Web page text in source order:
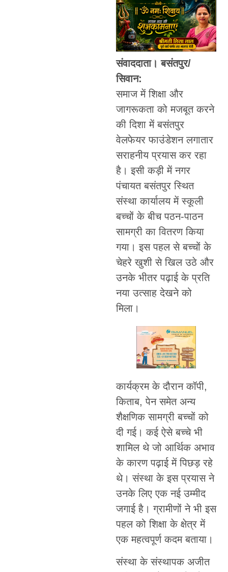
संवाददाता। बसंतपुर/
सिवान:
समाज में शिक्षा और
जागरूकता को मजबूत करने
की दिशा में बसंतपुर
वेलफेयर फाउंडेशन लगातार
सराहनीय प्रयास कर रहा
है। इसी कड़ी में नगर
पंचायत बसंतपुर स्थित
संस्था कार्यालय में स्कूली
बच्चों के बीच पठन-पाठन
सामग्री का वितरण किया
गया। इस पहल से बच्चों के
चेहरे खुशी से खिल उठे और
उनके भीतर पढ़ाई के प्रति
नया उत्साह देखने को
मिला।
कार्यक्रम के दौरान कॉपी,
किताब, पेन समेत अन्य
शैक्षणिक सामग्री बच्चों को
दी गई। कई ऐसे बच्चे भी
शामिल थे जो आर्थिक अभाव
के कारण पढ़ाई में पिछड़ रहे
थे। संस्था के इस प्रयास ने
उनके लिए एक नई उम्मीद
जगाई है। ग्रामीणों ने भी इस
पहल को शिक्षा के क्षेत्र में
एक महत्वपूर्ण कदम बताया।
संस्था के संस्थापक अजीत